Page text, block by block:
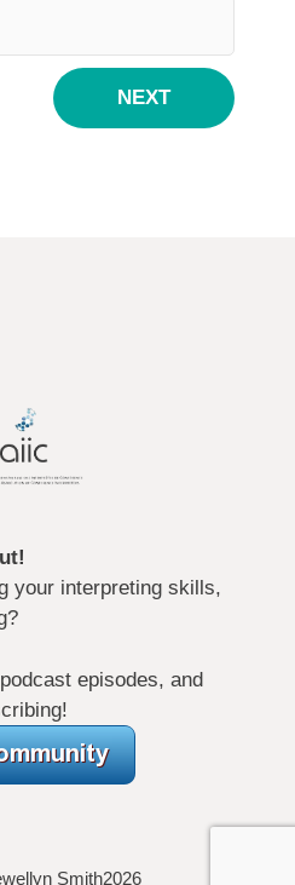
NEXT
your interpreting skills,
episodes, and
Smith2026